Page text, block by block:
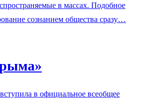
в массах. Подобное
сознанием общества сразу…
в официальное всеобщее